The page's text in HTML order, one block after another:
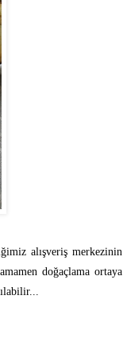
alışveriş merkezinin
doğaçlama ortaya